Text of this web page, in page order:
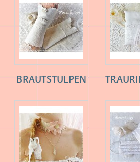
es steht für: Langlebigkeit, Liebe
Zeitaufwand bei der Herstellung - alt
mich dabei keine Rolle.
So entstehen außergewöhnliche
entworfen und designet habe und die
Leidenschaft und Freude am
Gerne können Sie auch in meinen
was ich extra auf Kundenwunsch
Brautkleids zuzusenden, sofern
Ihren großen Tag.
Meine Handarbeiten werden alle von
kleinen Atelier unterm Dach für Sie
und mit sehr viel Sorgfalt und Liebe
In meinem Nähatelier arbeite ich mit
BRAUTSTULPEN